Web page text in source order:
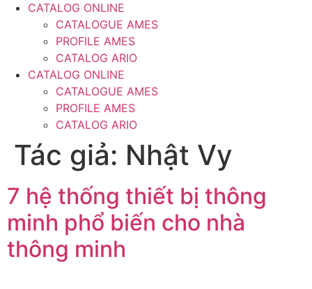
CATALOG ONLINE
CATALOGUE AMES
PROFILE AMES
CATALOG ARIO
CATALOG ONLINE
CATALOGUE AMES
PROFILE AMES
CATALOG ARIO
Tác giả: Nhật Vy
7 hệ thống thiết bị thông
minh phổ biến cho nhà
thông minh